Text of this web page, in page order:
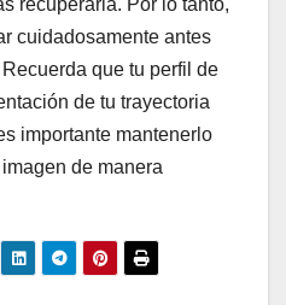
cuidadosamente antes
que tu perfil de
de tu trayectoria
importante mantenerlo
de manera